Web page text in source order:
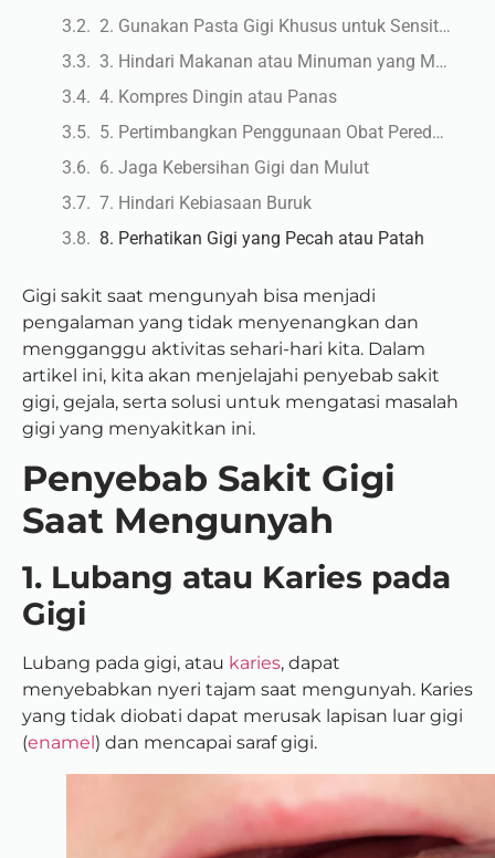
2. Gunakan Pasta Gigi Khusus untuk Sensitivitas
3. Hindari Makanan atau Minuman yang Memicu Nyeri
4. Kompres Dingin atau Panas
5. Pertimbangkan Penggunaan Obat Pereda Nyeri
6. Jaga Kebersihan Gigi dan Mulut
7. Hindari Kebiasaan Buruk
8. Perhatikan Gigi yang Pecah atau Patah
Gigi sakit saat mengunyah bisa menjadi
pengalaman yang tidak menyenangkan dan
mengganggu aktivitas sehari-hari kita. Dalam
artikel ini, kita akan menjelajahi penyebab sakit
gigi, gejala, serta solusi untuk mengatasi masalah
gigi yang menyakitkan ini.
Penyebab Sakit Gigi
Saat Mengunyah
1. Lubang atau Karies pada
Gigi
Lubang pada gigi, atau karies, dapat
menyebabkan nyeri tajam saat mengunyah. Karies
yang tidak diobati dapat merusak lapisan luar gigi
(enamel) dan mencapai saraf gigi.